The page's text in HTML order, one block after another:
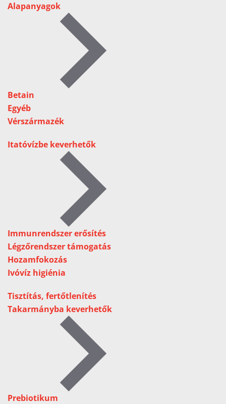
Alapanyagok
Betain
Egyéb
Vérszármazék
Itatóvízbe keverhetők
Immunrendszer erősítés
Légzőrendszer támogatás
Hozamfokozás
Ivóvíz higiénia
Tisztítás, fertőtlenítés
Takarmányba keverhetők
Prebiotikum